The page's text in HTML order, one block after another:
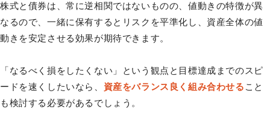
株式と債券は、常に逆相関ではないものの、値動きの特徴が異
なるので、一緒に保有するとリスクを平準化し、資産全体の値
動きを安定させる効果が期待できます。
「なるべく損をしたくない」という観点と目標達成までのスピ
ードを速くしたいなら、 資産をバランス良く組み合わせる こと
も検討する必要があるでしょう。